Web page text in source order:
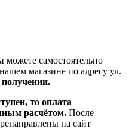
можете самостоятельно
магазине по адресу ул.
то оплата
расчётом. После
на сайт